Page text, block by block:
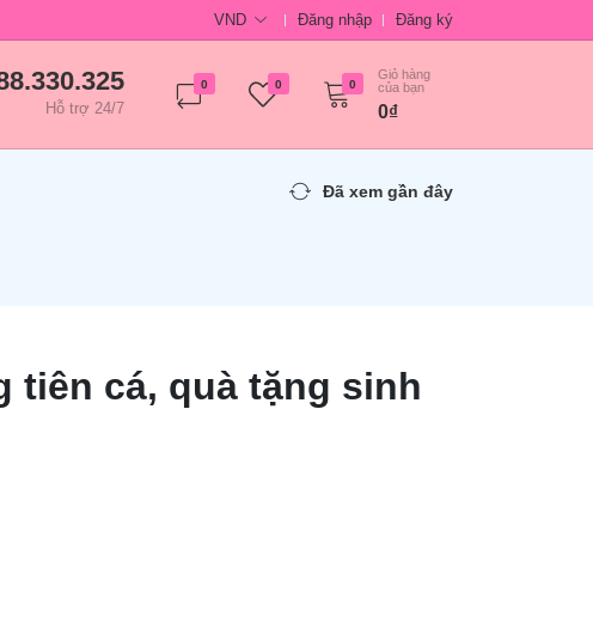
VND Đăng nhập Đăng ký
Hỗ trợ 24/7
0 0 0
Giỏ hàng
của bạn
0₫
Đã xem gần đây
tiên cá, quà tặng sinh